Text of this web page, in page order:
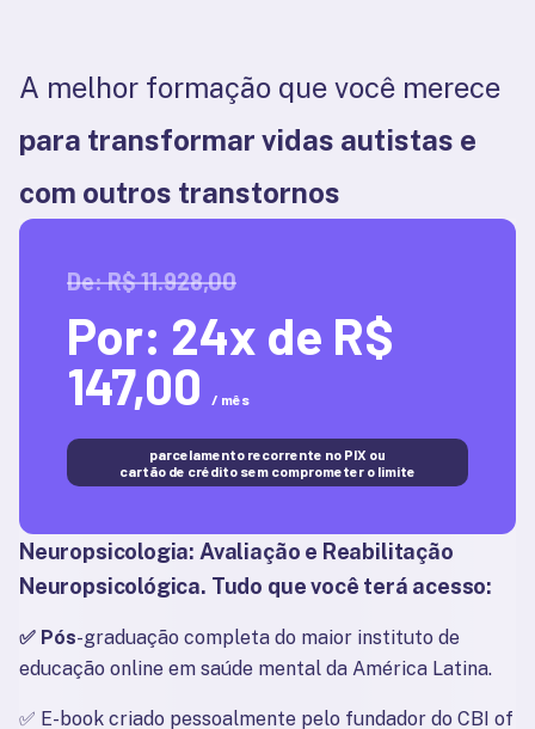
construção e adaptação
transcultural de instrumentos
psicológicos; depressão e suicídio
[&hellip;]
da USF,
A melhor formação que você merece
para transformar vidas autistas e
com outros transtornos
De: R$ 11.928,00
Por: 24x de R$
147,00
/ mês
parcelamento recorrente no PIX ou
cartão de crédito sem comprometer o limite
Neuropsicologia: Avaliação e Reabilitação
Neuropsicológica. Tudo que você terá acesso:
✅ Pós-graduação completa do maior instituto de
educação online em saúde mental da América Latina.
✅ E-book criado pessoalmente pelo fundador do CBI of